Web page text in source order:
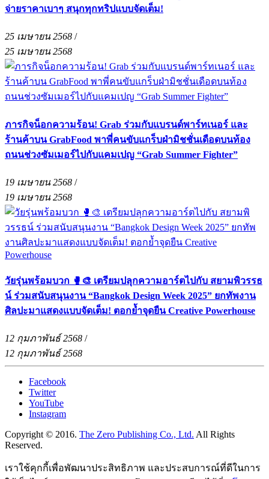
จ่ายราคาเบาๆ สนุกทุกทริปแบบจัดเต็ม!
25 เมษายน 2568 /
25 เมษายน 2568
ภารกิจน็อกความร้อน! Grab ร่วมกับแบรนด์พาร์ทเนอร์ และ
ร้านค้าบน GrabFood พาพี่คนขับแกร็บฝ่ามิชชั่นเดือดบนท้อง
ถนนช่วงซัมเมอร์ไปกับแคมเปญ “Grab Summer Fighter”
19 เมษายน 2568 /
19 เมษายน 2568
วัยรุ่นพร้อมบวก 🥊🎨 เตรียมปลุกความอาร์ตไปกับ สยามพิวรรธ
น์ ร่วมสนับสนุนงาน “Bangkok Design Week 2025” ยกทัพงาน
ศิลปะมาแสดงแบบจัดเต็ม! ตอกย้ำจุดยืน Creative Powerhouse
12 กุมภาพันธ์ 2568 /
12 กุมภาพันธ์ 2568
Facebook
Twitter
YouTube
Instagram
Copyright © 2016. The Zero Publishing Co., Ltd. All Rights
Reserved.
เราใช้คุกกี้เพื่อพัฒนาประสิทธิภาพ และประสบการณ์ที่ดีในการ